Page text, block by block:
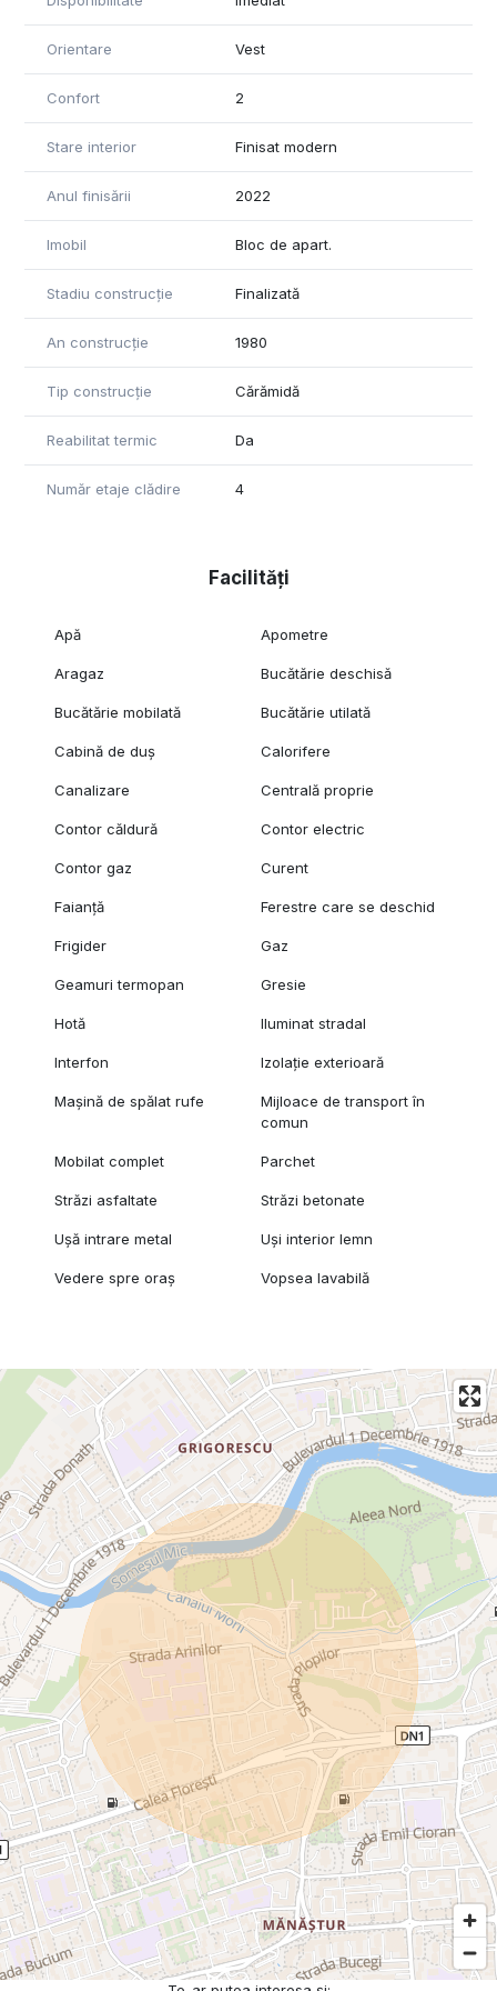
Orientare Vest
Confort 2
Stare interior Finisat modern
Anul finisării 2022
Imobil Bloc de apart.
Stadiu construcție Finalizată
An construcție 1980
Tip construcție Cărămidă
Reabilitat termic Da
Număr etaje clădire 4
Facilități
Apă Apometre
Aragaz Bucătărie deschisă
Bucătărie mobilată Bucătărie utilată
Cabină de duș Calorifere
Canalizare Centrală proprie
Contor căldură Contor electric
Contor gaz Curent
Faianță Ferestre care se deschid
Frigider Gaz
Geamuri termopan Gresie
Hotă Iluminat stradal
Interfon Izolație exterioară
Mașină de spălat rufe
Mijloace de transport în
comun
Mobilat complet Parchet
Străzi asfaltate Străzi betonate
Ușă intrare metal Uși interior lemn
Vedere spre oraș Vopsea lavabilă